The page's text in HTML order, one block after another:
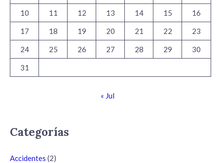
10 11 12 13 14 15 16
17 18 19 20 21 22 23
24 25 26 27 28 29 30
31
« Jul
Categorías
Accidentes (2)